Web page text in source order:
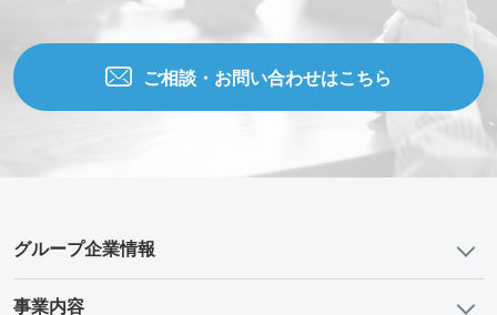
ご相談・お問い合わせはこちら
グループ企業情報
事業内容